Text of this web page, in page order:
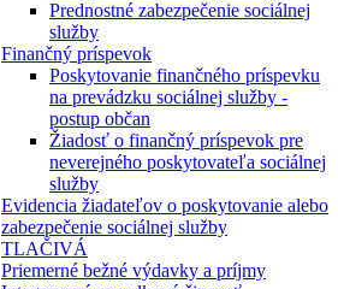
Prednostné zabezpečenie sociálnej
služby
Finančný príspevok
Poskytovanie finančného príspevku
na prevádzku sociálnej služby -
postup občan
Žiadosť o finančný príspevok pre
neverejného poskytovateľa sociálnej
služby
Evidencia žiadateľov o poskytovanie alebo
zabezpečenie sociálnej služby
TLAČIVÁ
Priemerné bežné výdavky a príjmy